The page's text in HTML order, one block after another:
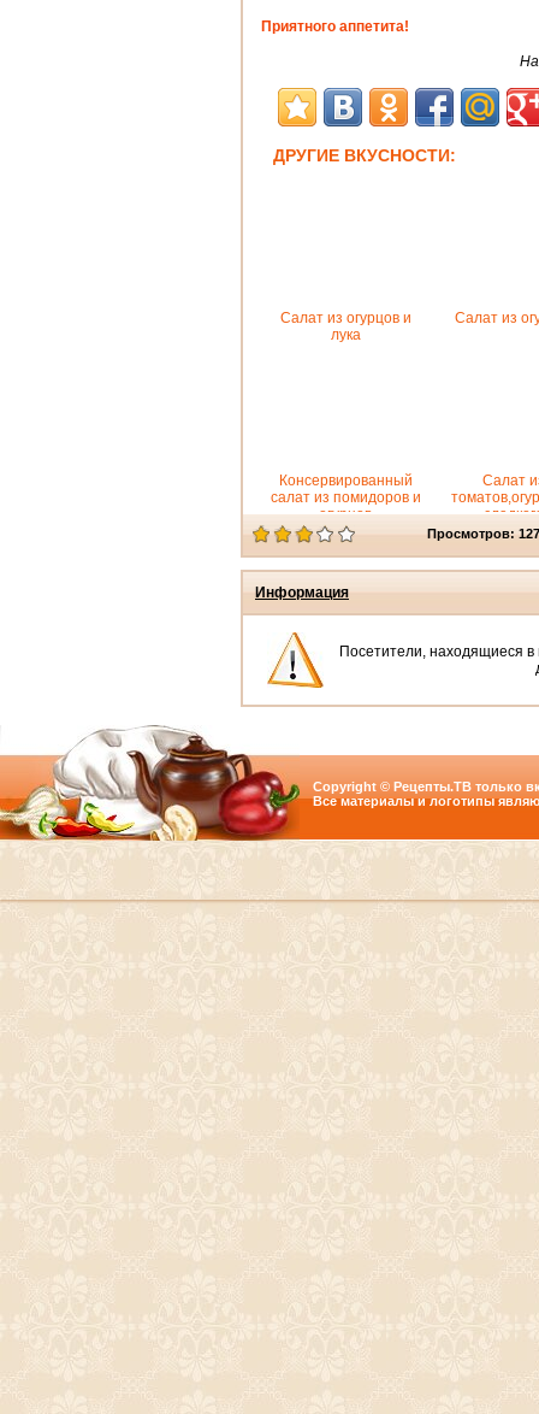
Приятного аппетита!
ДРУГИЕ ВКУСНОСТИ:
Салат из огурцов и
лука
Салат из
Консервированный
салат из помидоров и
огурцов
Салат
Просмотров:
Информация
Посетители, находящиеся в
Copyright © Рецепты.ТВ только
Все материалы и логотипы